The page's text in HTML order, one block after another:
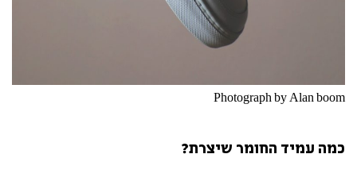
Photograph by Alan boom
כמה עמיד החומר שיצרת?